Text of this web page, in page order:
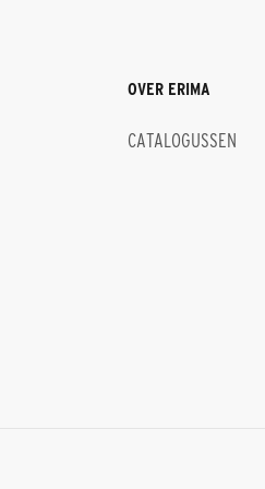
OVER ERIMA
CATALOGUSSEN